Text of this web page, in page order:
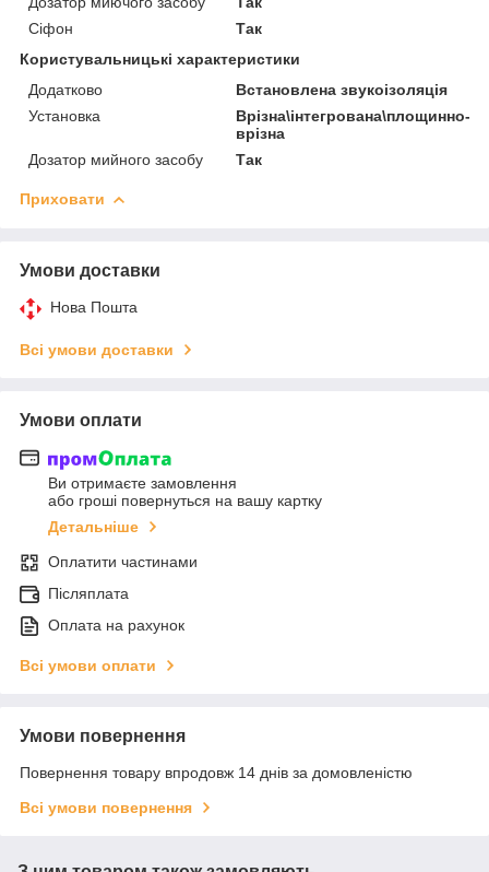
Сіфон
Так
Користувальницькі характеристики
Додатково
Встановлена звукоізоляція
Установка
Врізна\інтегрована\площинно-
врізна
Дозатор мийного засобу
Так
Приховати
Умови доставки
Нова Пошта
Всі умови доставки
Умови оплати
Ви отримаєте замовлення
або гроші повернуться на вашу картку
Детальніше
Оплатити частинами
Післяплата
Оплата на рахунок
Всі умови оплати
Умови повернення
Повернення товару впродовж 14 днів за домовленістю
Всі умови повернення